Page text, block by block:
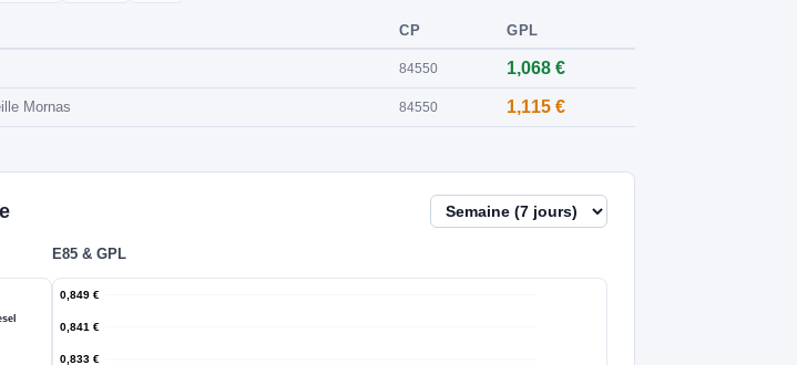
CP GPL
84550 1,068 €
Mornas 84550 1,115 €
E85 & GPL
0,833 €
0,841 €
0,849 €